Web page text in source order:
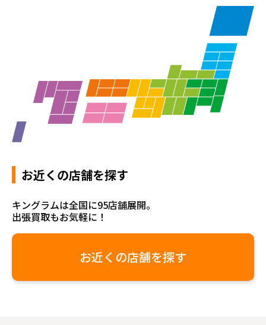
お近くの店舗を探す
キングラムは全国に95店舗展開。
出張買取もお気軽に！
お近くの店舗を探す